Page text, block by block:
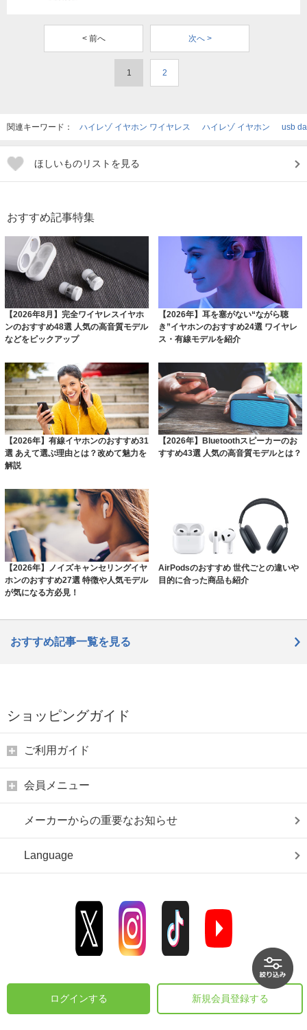
< 前へ 次へ >
1 2
関連キーワード： ハイレゾ イヤホン ワイヤレス ハイレゾ イヤホン usb
ほしいものリストを見る
おすすめ記事特集
【2026年8月】完全ワイヤレスイヤホ
ンのおすすめ48選 人気の高音質モデル
などをピックアップ
【2026年】耳を塞がない“ながら聴
き”イヤホンのおすすめ24選 ワイヤレ
ス・有線モデルを紹介
【2026年】有線イヤホンのおすすめ31
選 あえて選ぶ理由とは？改めて魅力を
解説
【2026年】Bluetoothスピーカーのお
すすめ43選 人気の高音質モデルとは？
【2026年】ノイズキャンセリングイヤ
ホンのおすすめ27選 特徴や人気モデル
が気になる方必見！
AirPodsのおすすめ 世代ごとの違いや
目的に合った商品も紹介
おすすめ記事一覧を見る
ショッピングガイド
ご利用ガイド
会員メニュー
メーカーからの重要なお知らせ
Language
ログインする 新規会員登録する